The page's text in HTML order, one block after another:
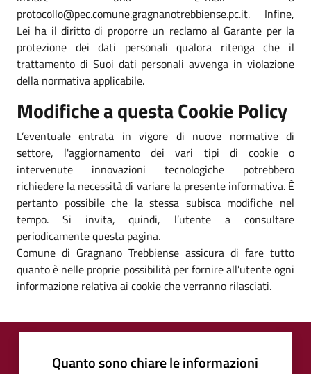
protocollo@pec.comune.gragnanotrebbiense.pc.it. Infine,
Lei ha il diritto di proporre un reclamo al Garante per la
protezione dei dati personali qualora ritenga che il
trattamento di Suoi dati personali avvenga in violazione
della normativa applicabile.
Modifiche a questa Cookie Policy
L’eventuale entrata in vigore di nuove normative di
settore, l'aggiornamento dei vari tipi di cookie o
intervenute innovazioni tecnologiche potrebbero
richiedere la necessità di variare la presente informativa. È
pertanto possibile che la stessa subisca modifiche nel
tempo. Si invita, quindi, l’utente a consultare
periodicamente questa pagina.
Comune di Gragnano Trebbiense assicura di fare tutto
quanto è nelle proprie possibilità per fornire all’utente ogni
informazione relativa ai cookie che verranno rilasciati.
Quanto sono chiare le informazioni